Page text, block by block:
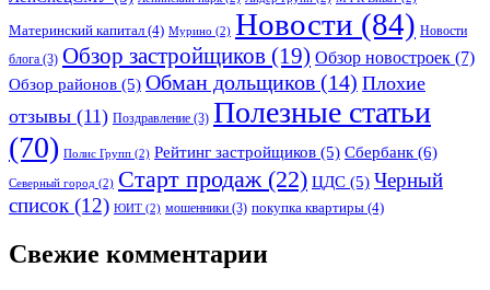
Материнский капитал (4) Мурино (2) Новости (84) Новости
блога (3) Обзор застройщиков (19) Обзор новостроек (7)
Обзор районов (5) Обман дольщиков (14) Плохие
отзывы (11) Поздравление (3) Полезные статьи
(70) Полис Групп (2) Рейтинг застройщиков (5) Сбербанк (6)
Северный город (2) Старт продаж(22) ЦДС (5) Черный
список (12) ЮИТ (2) мошенники (3) покупка квартиры (4)
Свежие комментарии